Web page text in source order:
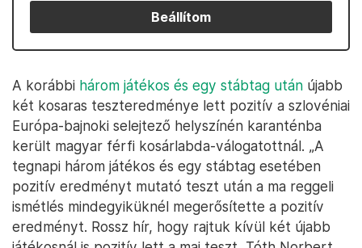
Beállítom
A korábbi három játékos és egy stábtag után újabb
két kosaras teszteredménye lett pozitív a szlovéniai
Európa-bajnoki selejtező helyszínén karanténba
került magyar férfi kosárlabda-válogatottnál. „A
tegnapi három játékos és egy stábtag esetében
pozitív eredményt mutató teszt után a ma reggeli
ismétlés mindegyiküknél megerősítette a pozitív
eredményt. Rossz hír, hogy rajtuk kívül két újabb